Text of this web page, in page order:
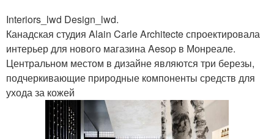
Interiors_lwd Design_lwd.
Канадская студия Alain Carle Architecte спроектировала
интерьер для нового магазина Aesop в Монреале.
Центральном местом в дизайне являются три березы,
подчеркивающие природные компоненты средств для
ухода за кожей